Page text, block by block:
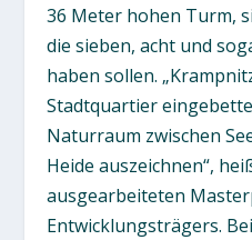
36 Meter hohen Turm,
die sieben, acht und
haben sollen.
Stadtquartier
Naturraum zwischen
Heide auszeichnen“,
ausgearbeiteten
Entwicklungsträgers.